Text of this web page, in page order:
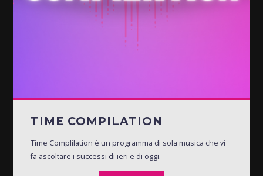
TIME COMPILATION
Time Complilation è un programma di sola musica che vi
fa ascoltare i successi di ieri e di oggi.